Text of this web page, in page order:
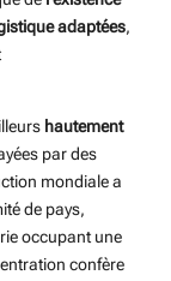
adaptées,
hautement
par des
mondiale a
de pays,
occupant une
confère